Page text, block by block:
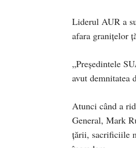
Liderul AUR a
afara granițelor
„Președintele
avut demnitatea
Atunci când a
General, Mark
țării, sacrificiile